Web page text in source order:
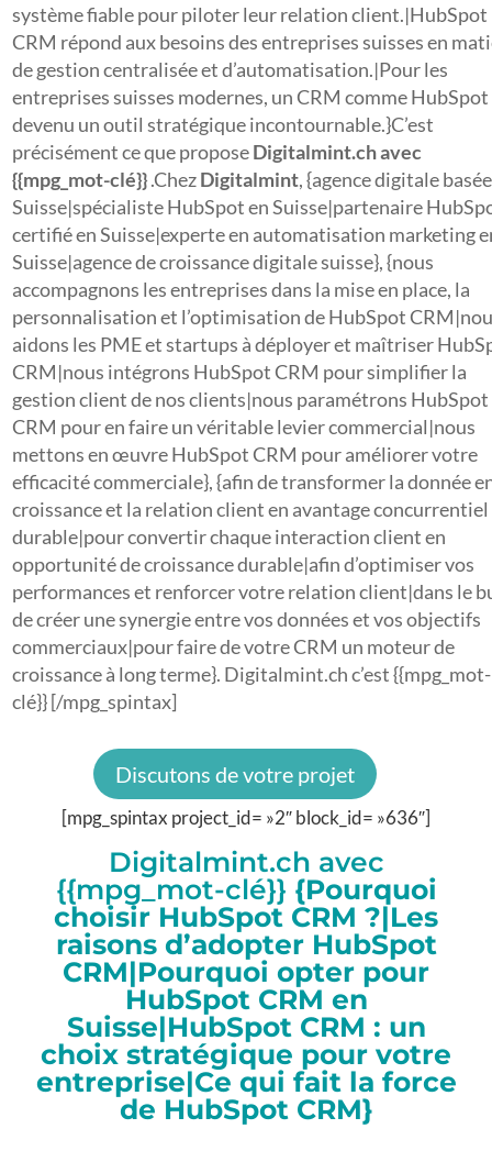
système fiable pour piloter leur relation client.|HubSpot
CRM répond aux besoins des entreprises suisses en
de gestion centralisée et d’automatisation.|Pour les
entreprises suisses modernes, un CRM comme
devenu un outil stratégique incontournable.}C’est
précisément ce que proposeDigitalmint.ch avec
{{mpg_mot-clé}}.ChezDigitalmint, {agence digitale
Suisse|spécialiste HubSpot en Suisse|partenaire
certifié en Suisse|experte en automatisation marketing
Suisse|agence de croissance digitale suisse}, {nous
accompagnons les entreprises dans la mise en place, la
personnalisation et l’optimisation de HubSpot
aidons les PME et startups à déployer et maîtriser
CRM|nous intégrons HubSpot CRM pour simplifier la
gestion client de nos clients|nous paramétrons HubSpot
CRM pour en faire un véritable levier commercial|nous
mettons en œuvre HubSpot CRM pour améliorer votre
efficacité commerciale}, {afin de transformer la donnée
croissance et la relation client en avantage concurrentiel
durable|pour convertir chaque interaction client en
opportunité de croissance durable|afin d’optimiser vos
performances et renforcer votre relation client|dans le
de créer une synergie entre vos données et vos objectifs
commerciaux|pour faire de votre CRM un moteur de
croissance à long terme}. Digitalmint.ch c’est {{mpg_mot-
clé}} [/mpg_spintax]
Discutons de votre projet
[mpg_spintax project_id= »2″ block_id= »636″]
Digitalmint.ch avec
{{mpg_mot-clé}} {Pourquoi
choisir HubSpot CRM ?|Les
raisons d’adopter HubSpot
CRM|Pourquoi opter pour
HubSpot CRM en
Suisse|HubSpot CRM : un
choix stratégique pour votre
entreprise|Ce qui fait la force
de HubSpot CRM}